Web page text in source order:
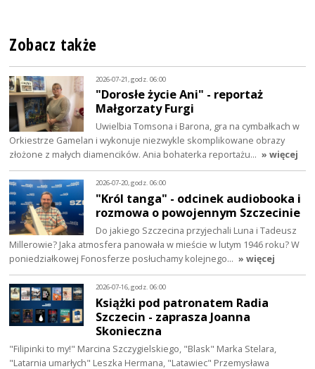
Zobacz także
2026-07-21, godz. 06:00
"Dorosłe życie Ani" - reportaż
Małgorzaty Furgi
Uwielbia Tomsona i Barona, gra na cymbałkach w
Orkiestrze Gamelan i wykonuje niezwykle skomplikowane obrazy
złożone z małych diamencików. Ania bohaterka reportażu… » więcej
2026-07-20, godz. 06:00
"Król tanga" - odcinek audiobooka i
rozmowa o powojennym Szczecinie
Do jakiego Szczecina przyjechali Luna i Tadeusz
Millerowie? Jaka atmosfera panowała w mieście w lutym 1946 roku? W
poniedziałkowej Fonosferze posłuchamy kolejnego… » więcej
2026-07-16, godz. 06:00
Książki pod patronatem Radia
Szczecin - zaprasza Joanna
Skonieczna
"Filipinki to my!" Marcina Szczygielskiego, "Blask" Marka Stelara,
"Latarnia umarłych" Leszka Hermana, "Latawiec" Przemysława